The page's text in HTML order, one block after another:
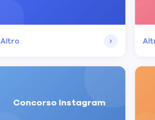
Altro
Concorso Instagram